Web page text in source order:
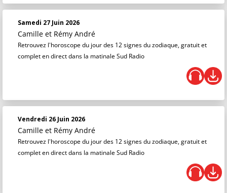
Samedi 27 Juin 2026
Camille et Rémy André
Retrouvez l'horoscope du jour des 12 signes du zodiaque, gratuit et
complet en direct dans la matinale Sud Radio
Vendredi 26 Juin 2026
Camille et Rémy André
Retrouvez l'horoscope du jour des 12 signes du zodiaque, gratuit et
complet en direct dans la matinale Sud Radio